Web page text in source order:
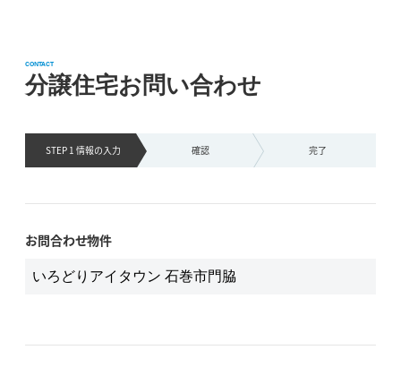
分譲住宅お問い合わせ
CONTACT
STEP 1 情報の入力 確認 完了
お問合わせ物件